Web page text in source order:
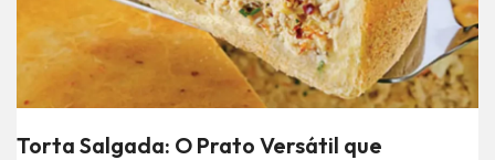
Torta Salgada: O Prato Versátil que